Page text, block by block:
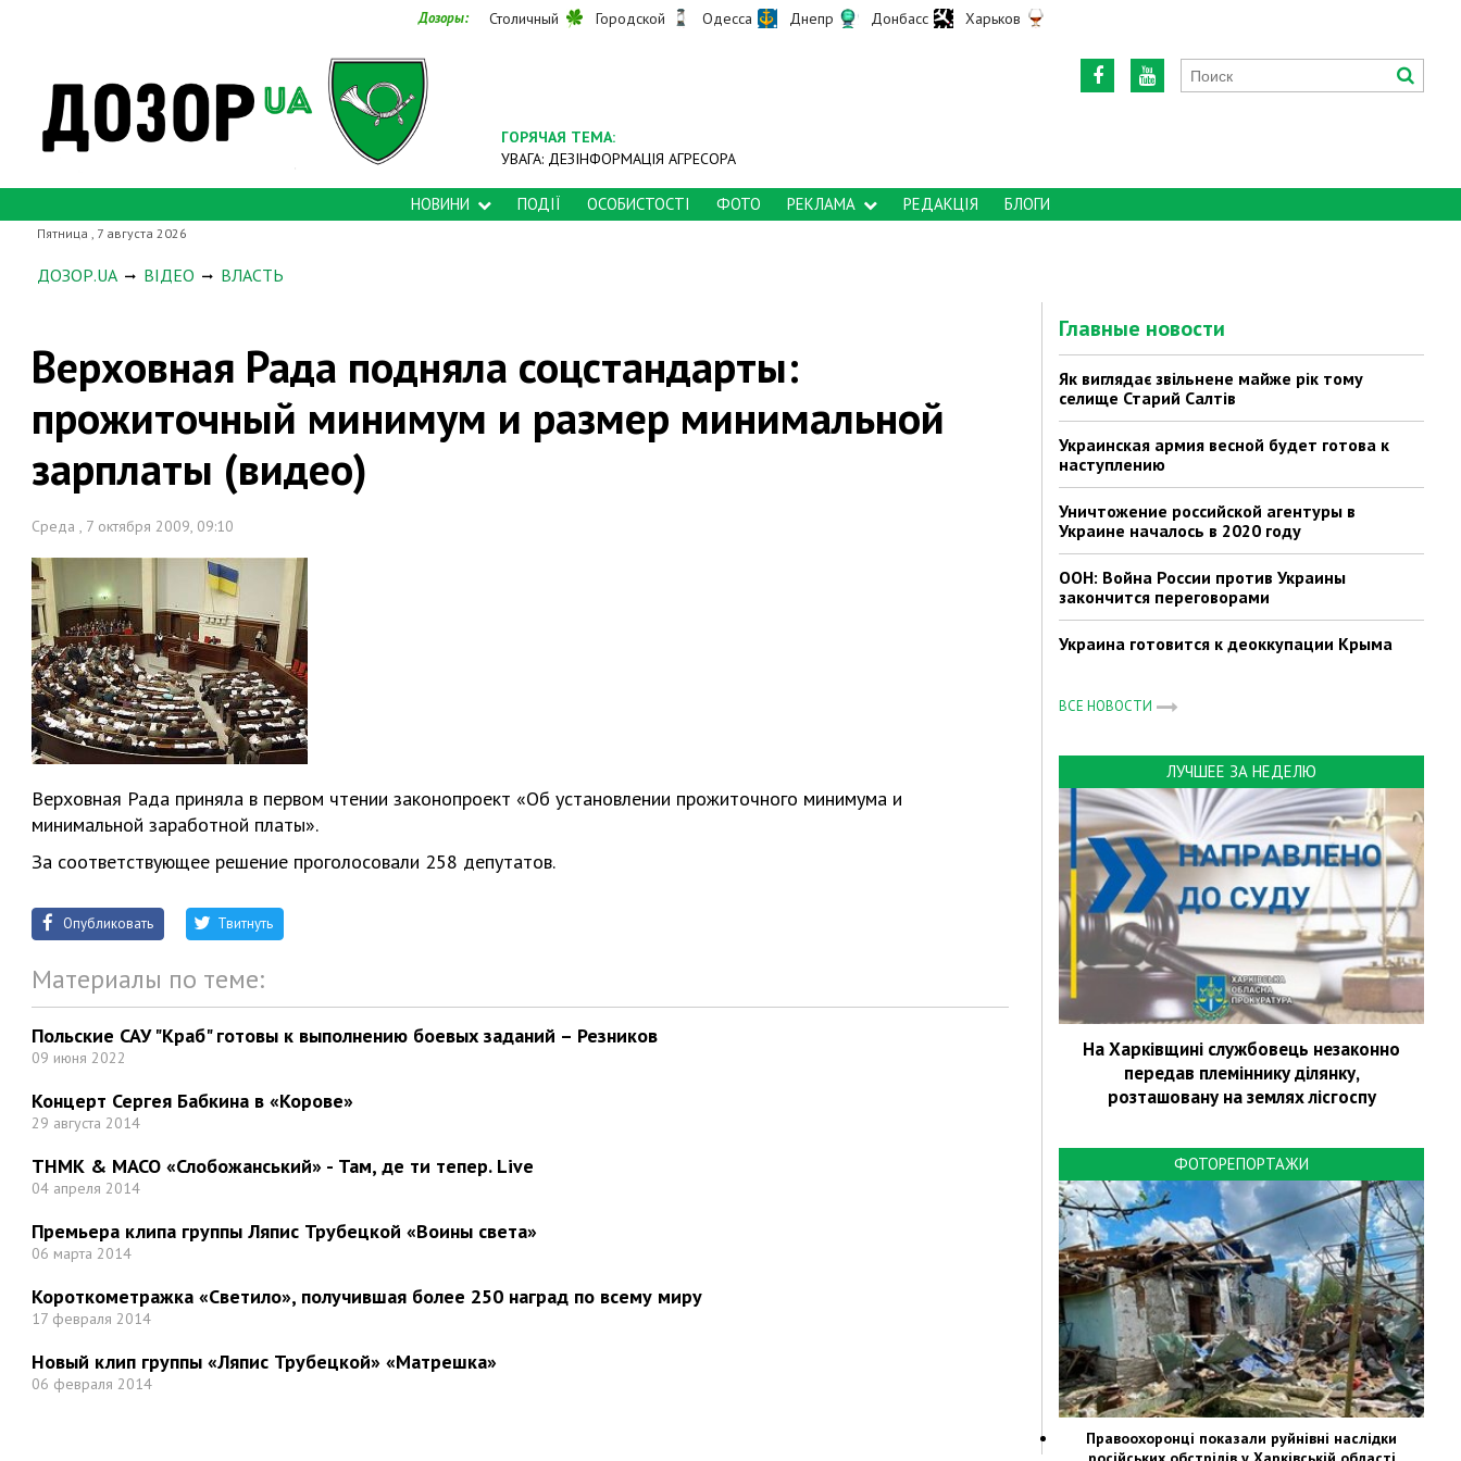
Дозоры: Столичный Городской Одесса Днепр Донбасс Харьков
ГОРЯЧАЯ ТЕМА:
УВАГА: ДЕЗІНФОРМАЦІЯ АГРЕСОРА
НОВИНИ ПОДІЇ ОСОБИСТОСТІ ФОТО РЕКЛАМА РЕДАКЦІЯ БЛОГИ
Пятница , 7 августа 2026
ДОЗОР.UA ВІДЕО ВЛАСТЬ
Верховная Рада подняла соцстандарты:
прожиточный минимум и размер минимальной
зарплаты (видео)
Среда , 7 октября 2009, 09:10
Верховная Рада приняла в первом чтении законопроект «Об установлении прожиточного минимума и
минимальной заработной платы».
За соответствующее решение проголосовали 258 депутатов.
Опубликовать Твитнуть
Материалы по теме:
Польские САУ "Краб" готовы к выполнению боевых заданий – Резников
09 июня 2022
Концерт Сергея Бабкина в «Корове»
29 августа 2014
ТНМК & МАСО «Слобожанський» - Там, де ти тепер. Live
04 апреля 2014
Премьера клипа группы Ляпис Трубецкой «Воины света»
06 марта 2014
Короткометражка «Светило», получившая более 250 наград по всему миру
17 февраля 2014
Новый клип группы «Ляпис Трубецкой» «Матрешка»
06 февраля 2014
Главные новости
Як виглядає звільнене майже рік тому
селище Старий Салтів
Украинская армия весной будет готова к
наступлению
Уничтожение российской агентуры в
Украине началось в 2020 году
ООН: Война России против Украины
закончится переговорами
Украина готовится к деоккупации Крыма
ВСЕ НОВОСТИ
ЛУЧШЕЕ ЗА НЕДЕЛЮ
На Харківщині службовець незаконно
передав племіннику ділянку,
розташовану на землях лісгоспу
ФОТОРЕПОРТАЖИ
Правоохоронці показали руйнівні наслідки